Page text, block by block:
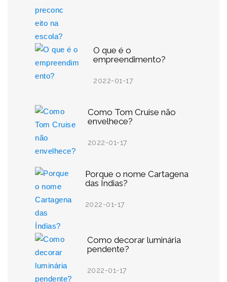
O que é o
empreendimento?
2022-01-17
Como Tom Cruise não
envelhece?
2022-01-17
Porque o nome Cartagena
das Índias?
2022-01-17
Como decorar luminária
pendente?
2022-01-17